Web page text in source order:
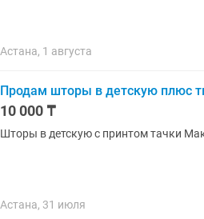
Астана, 1 августа
Продам шторы в детскую плюс
10 000 ₸
Шторы в детскую с принтом тачки
Астана, 31 июля